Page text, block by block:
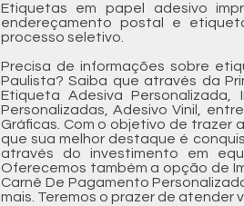
Etiquetas em papel adesivo
endereçamento postal e
processo seletivo.
Precisa de informações sobre
Paulista? Saiba que através da
Etiqueta Adesiva Personalizada,
Personalizadas, Adesivo Vinil,
Gráficas. Com o objetivo de
que sua melhor destaque é
através do investimento em
Oferecemos também a opção de
Carnê De Pagamento
mais. Teremos o prazer de atender